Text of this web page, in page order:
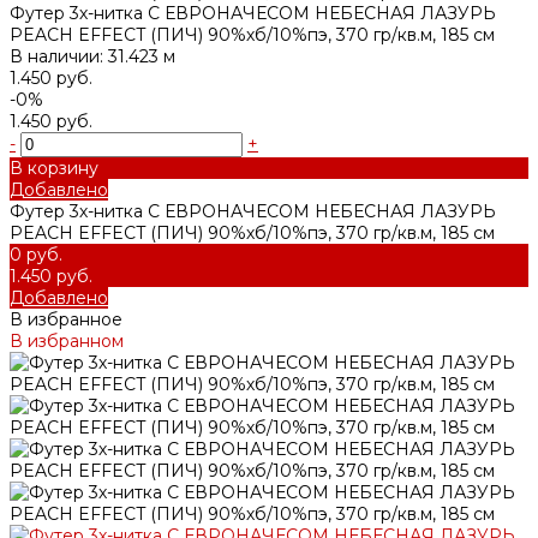
Футер 3х-нитка С ЕВРОНАЧЕСОМ НЕБЕСНАЯ ЛАЗУРЬ
PEACH EFFECT (ПИЧ) 90%хб/10%пэ, 370 гр/кв.м, 185 см
В наличии: 31.423 м
1.450 руб.
-0%
1.450 руб.
-
+
В корзину
Добавлено
Футер 3х-нитка С ЕВРОНАЧЕСОМ НЕБЕСНАЯ ЛАЗУРЬ
PEACH EFFECT (ПИЧ) 90%хб/10%пэ, 370 гр/кв.м, 185 см
0 руб.
1.450 руб.
Добавлено
В избранное
В избранном